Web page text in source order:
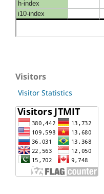
Visitors
Visitor Statistics